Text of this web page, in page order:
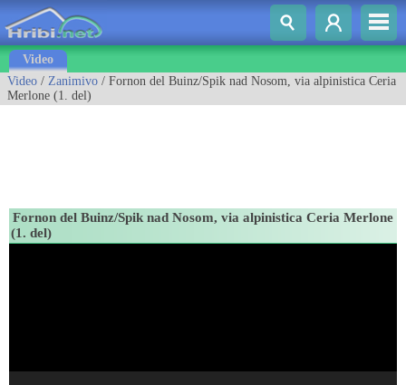
Video
Video / Zanimivo / Fornon del Buinz/Spik nad Nosom, via alpinistica Ceria
Merlone (1. del)
Fornon del Buinz/Spik nad Nosom, via alpinistica Ceria Merlone
(1. del)